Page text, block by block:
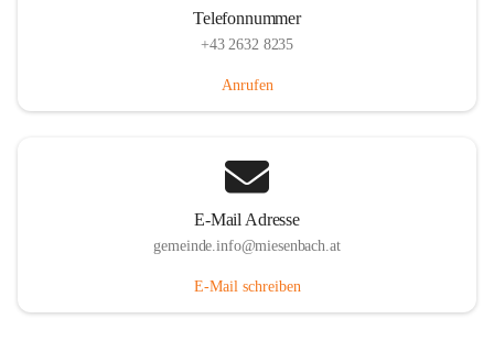
Telefonnummer
+43 2632 8235
Anrufen
E-Mail Adresse
gemeinde.info@miesenbach.at
E-Mail schreiben